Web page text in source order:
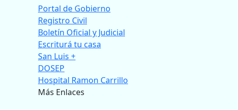
Portal de Gobierno
Registro Civil
Boletín Oficial y Judicial
Escriturá tu casa
San Luis +
DOSEP
Hospital Ramon Carrillo
Más Enlaces